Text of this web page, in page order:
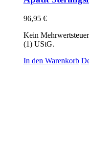
96,95 €
Kein
(1) UStG.
In den Warenkorb